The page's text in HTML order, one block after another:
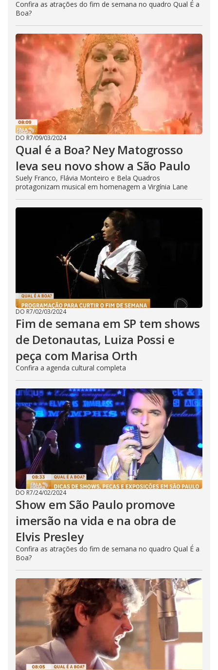
Confira as atrações do fim de semana no quadro Qual É a
Boa?
DO R7/09/03/2024
Qual é a Boa? Ney Matogrosso
leva seu novo show a São Paulo
Suely Franco, Flávia Monteiro e Bela Quadros
protagonizam musical em homenagem a Virgínia Lane
DO R7/02/03/2024
Fim de semana em SP tem shows
de Detonautas, Luiza Possi e
peça com Marisa Orth
Confira a agenda cultural completa
DO R7/24/02/2024
Show em São Paulo promove
imersão na vida e na obra de
Elvis Presley
Confira as atrações do fim de semana no quadro Qual É a
Boa?